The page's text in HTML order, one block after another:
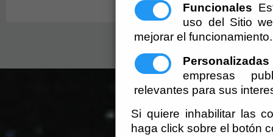
Funcionales
uso del Sitio
mejorar el funcionamiento.
Personalizadas
empresas
relevantes para sus
Si quiere inhabilitar las
haga click sobre el botón
Ayuntamiento de Gérgal (CIF: P-0405000-A)-